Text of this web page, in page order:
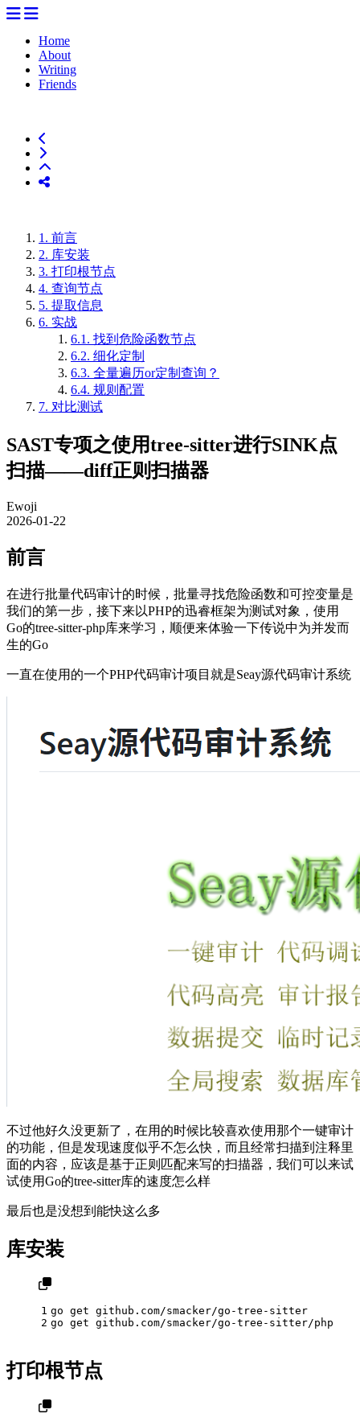
Home
About
Writing
Friends
1. 前言
2. 库安装
3. 打印根节点
4. 查询节点
5. 提取信息
6. 实战
6.1. 找到危险函数节点
6.2. 细化定制
6.3. 全量遍历or定制查询？
6.4. 规则配置
7. 对比测试
SAST专项之使用tree-sitter进行SINK点
扫描——diff正则扫描器
Ewoji
2026-01-22
前言
在进行批量代码审计的时候，批量寻找危险函数和可控变量是
我们的第一步，接下来以PHP的迅睿框架为测试对象，使用
Go的tree-sitter-php库来学习，顺便来体验一下传说中为并发而
生的Go
一直在使用的一个PHP代码审计项目就是Seay源代码审计系统
不过他好久没更新了，在用的时候比较喜欢使用那个一键审计
的功能，但是发现速度似乎不怎么快，而且经常扫描到注释里
面的内容，应该是基于正则匹配来写的扫描器，我们可以来试
试使用Go的tree-sitter库的速度怎么样
最后也是没想到能快这么多
库安装
1
2
go get github.com/smacker/go-tree-sitter
go get github.com/smacker/go-tree-sitter/php
打印根节点